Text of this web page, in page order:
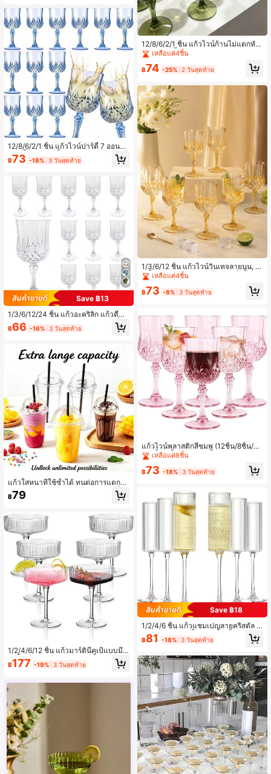
12/8/6/2/1 ชิ้น แก้วไวน์ปาร์ตี้ 7 ออนซ์,
แก้วน้ำวินเทจสีน้ำเงิน, แก้วแชมเปญ, แ
ก้วน้ำคริสตัลวิสกี้, เหมาะสำหรับบ้าน,
ว, สระว่ายน้ำ, ชายหาด และงานปาร์ตี้
ขนาดใหญ่ต่างๆ (สีน้ำเงินมหาสมุทร, สี
ชมพูกุหลาบ, สีเขียวใหม่)
฿73 -18% 3 วันสุดท้าย
Save ฿13
1/3/6/12/24 ชิ้น แก้วอะคริลิก แก้วดื่มวิ
นเทจ แก้วไวน์งานแต่งงาน ภาชนะดื่ม
น้ำที่ใช้ซ้ำได้ แก้วแชมเปญวินเทจ แก้ว
เหมาะสำหรับวันวาเลนไทน์ งานปาร์ตี้
งานแต่งงาน เหมาะสำหรับการเสิร์ฟ เห
มาะสำหรับงานปาร์ตี้วันหยุด
฿66 -16% 3 วันสุดท้าย
แก้วใสหนาที่ใช้ซ้ำได้ ทนต่อการแตกหั
กและทนทาน เหมาะสำหรับการไปเที่ยว
ชายหาด งานเลี้ยงอาหารเช้าของเจ้าสา
แรกเกิด การรวมตัวครอบครัวกลางแจ้ง
และอื่นๆ
฿79
1/2/4/6/12 ชิ้น แก้วมาร์ตินี่คูเป้แบบมีล
ายริ้วอะคริลิกใส 10 ออนซ์ แก้วแชมเป
ญวินเทจที่ใช้ซ้ำได้ แก้วน้ำผลไม้ที่ทนท
รับงานแต่งงานและงานวันเกิด
฿177 -19% 3 วันสุดท้าย
12/8/6/2/1 ชิ้น แก้วไวน์ก้านไม่แตกหัก
7 ออนซ์ สีน้ำเงินและสีเขียว แก้วแชมเป
ญวินเทจที่ใช้ซ้ำได้ เหมาะสำหรับวันวาเ
ลนไทน์ งานปาร์ตี้ งานแต่งงาน สำหรับ
เบิน ค็อกเทล เหล้า หรือเครื่องดื่มอื่นๆ
เหลือแค่4ชิ้น
฿74 -25% 2 วันสุดท้าย
1/3/6/12 ชิ้น แก้วไวน์วินเทจลายนูน, ใ
ช้ซ้ำได้, แก้วแชมเปญค็อกเทลที่ทนทา
น, แก้วน้ำผลไม้, เหมาะสำหรับงานปาร์
ตี้, งานแต่งงาน, สไตล์วินเทจ, เหมาะสำ
เหลือแค่4ชิ้น
฿73 -8% 3 วันสุดท้าย
แก้วไวน์พลาสติกสีชมพู (12ชิ้น/8ชิ้น/6ชิ้
น/2ชิ้น/1ชิ้น) มีหลายขนาดให้เลือก - แ
ก้วแชมเปญและแก้วก้านสำหรับงานปา
ร์ตี้ | แก้วสีชมพูที่ใช้ซ้ำได้ เหมาะสำหรับ
ชายหาด, งานปาร์ตี้สละโสด และงานป
าร์ตี้วันเกิด
เหลือแค่8ชิ้น
฿73 -18% 3 วันสุดท้าย
Save ฿18
1/2/4/6 ชิ้น แก้วแชมเปญลายคริสตัล แ
ก้วแชมเปญลายริ้ว แก้วที่ใช้ซ้ำได้ - เห
มาะสำหรับงานแต่งงาน งานเลี้ยงเจ้าส
ฉลองปีใหม่ และโอกาสต่างๆ
฿81 -18% 3 วันสุดท้าย